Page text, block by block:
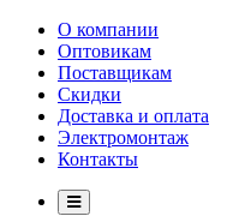
О компании
Оптовикам
Поставщикам
Скидки
Доставка и оплата
Электромонтаж
Контакты